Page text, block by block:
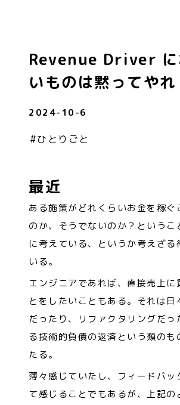
Revenue Driver に
いものは黙ってやれ
2024-10-6
#ひとりごと
最近
ある施策がどれくらいお金を稼ぐ
のか、そうでないのか？というこ
に考えている、というか考えざる
いる。
エンジニアであれば、直接売上に
とをしたいこともある。それは日
だったり、リファクタリングだっ
る技術的負債の返済という類のも
たる。
薄々感じていたし、フィードバッ
て感じることでもあるが、上記の